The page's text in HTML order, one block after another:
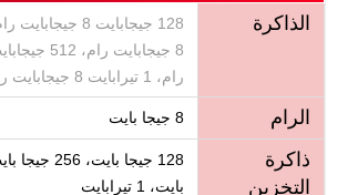
الذاكرة
رام، 1 تيرابايت 8 جيجابايت رام
الرام 8 جيجا بايت
ذاكرة
التخزين
بايت، 1 تيرابايت